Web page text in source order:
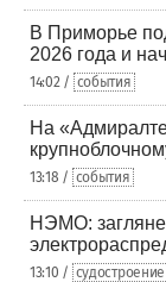
В Приморье
2026 года и
14:02 / события
На
13:18 / события
НЭМО:
13:10 / судостроение